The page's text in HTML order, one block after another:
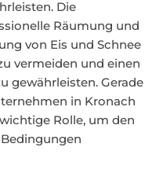
Die
Räumung und
von Eis und Schnee
vermeiden und einen
gewährleisten. Gerade
in Kronach
Rolle, um den